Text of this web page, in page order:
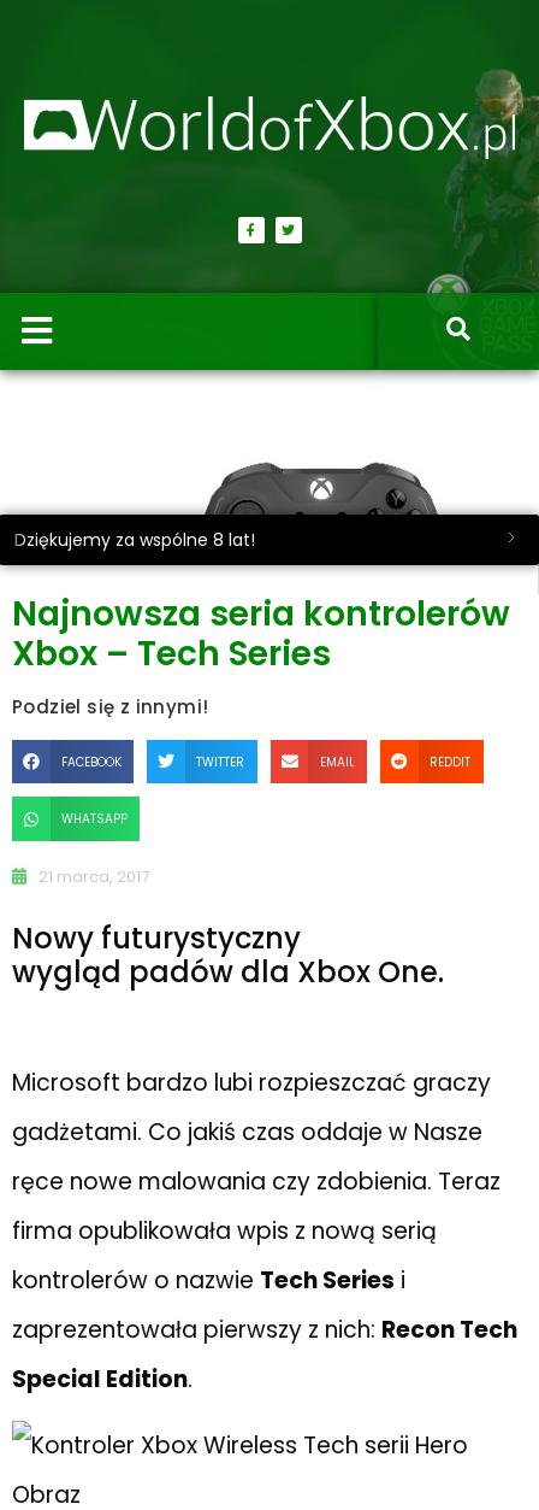
Dziękujemy za wspólne 8 lat!
Najnowsza seria kontrolerów
Xbox – Tech Series
Podziel się z innymi!
FACEBOOK TWITTER EMAIL REDDIT
WHATSAPP
21 marca, 2017
Nowy futurystyczny
wygląd padów dla Xbox One.
Microsoft bardzo lubi rozpieszczać graczy
gadżetami. Co jakiś czas oddaje w Nasze
ręce nowe malowania czy zdobienia. Teraz
firma opublikowała wpis z nową serią
kontrolerów o nazwie Tech Series i
zaprezentowała pierwszy z nich: Recon Tech
Special Edition.